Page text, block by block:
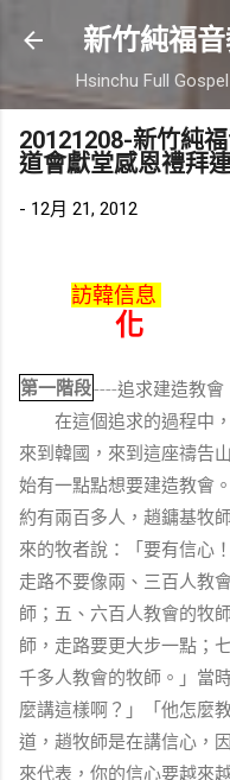
新竹純福
Hsinchu Full
20121208-新竹純
道會獻堂感恩禮拜
- 12月 21, 2012
訪韓信息
化
第一階段----追求建造教會
在這個追求的過程中，
來到韓國，來到這座禱告
始有一點點想要建造教會
約有兩百多人，趙鏞基牧
來的牧者說：「要有信心
走路不要像兩、三百人教
師；五、六百人教會的牧
師，走路要更大步一點；
千多人教會的牧師。」當
麼講這樣啊？」「他怎麼
道，趙牧師是在講信心，
來代表，你的信心要越來